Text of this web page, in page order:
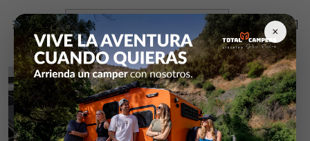
×
Inicio Campers y equipamiento
Rieles Heavy Duty
Par Rieles Heavy Duty D2053/con Bloqueo 55 cm